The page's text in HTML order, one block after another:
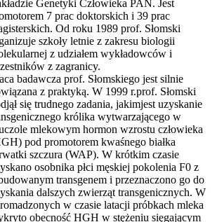
Genetyki Człowieka PAN. Jest
7 prac doktorskich i 39 prac
Od roku 1989 prof. Słomski
szkoły letnie z zakresu biologii
z udziałem wykładowców i
z zagranicy.
badawcza prof. Słomskiego jest silnie
z praktyką. W 1999 r.prof. Słomski
się trudnego zadania, jakimjest uzyskanie
królika wytwarzającego w
mlekowym hormon wzrostu człowieka
pod promotorem kwaśnego białka
szczura (WAP). W krótkim czasie
osobnika płci męskiej pokolenia F0 z
transgenem i przeznaczono go do
dalszych zwierząt transgenicznych. W
w czasie latacji próbkach mleka
obecność HGH w stężeniu sięgającym